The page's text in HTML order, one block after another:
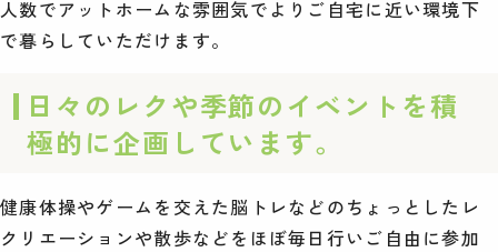
人数でアットホームな雰囲気でよりご自宅に近い環境下
で暮らしていただけます。
日々のレクや季節のイベントを積
極的に企画しています。
健康体操やゲームを交えた脳トレなどのちょっとしたレ
クリエーションや散歩などをほぼ毎日行いご自由に参加